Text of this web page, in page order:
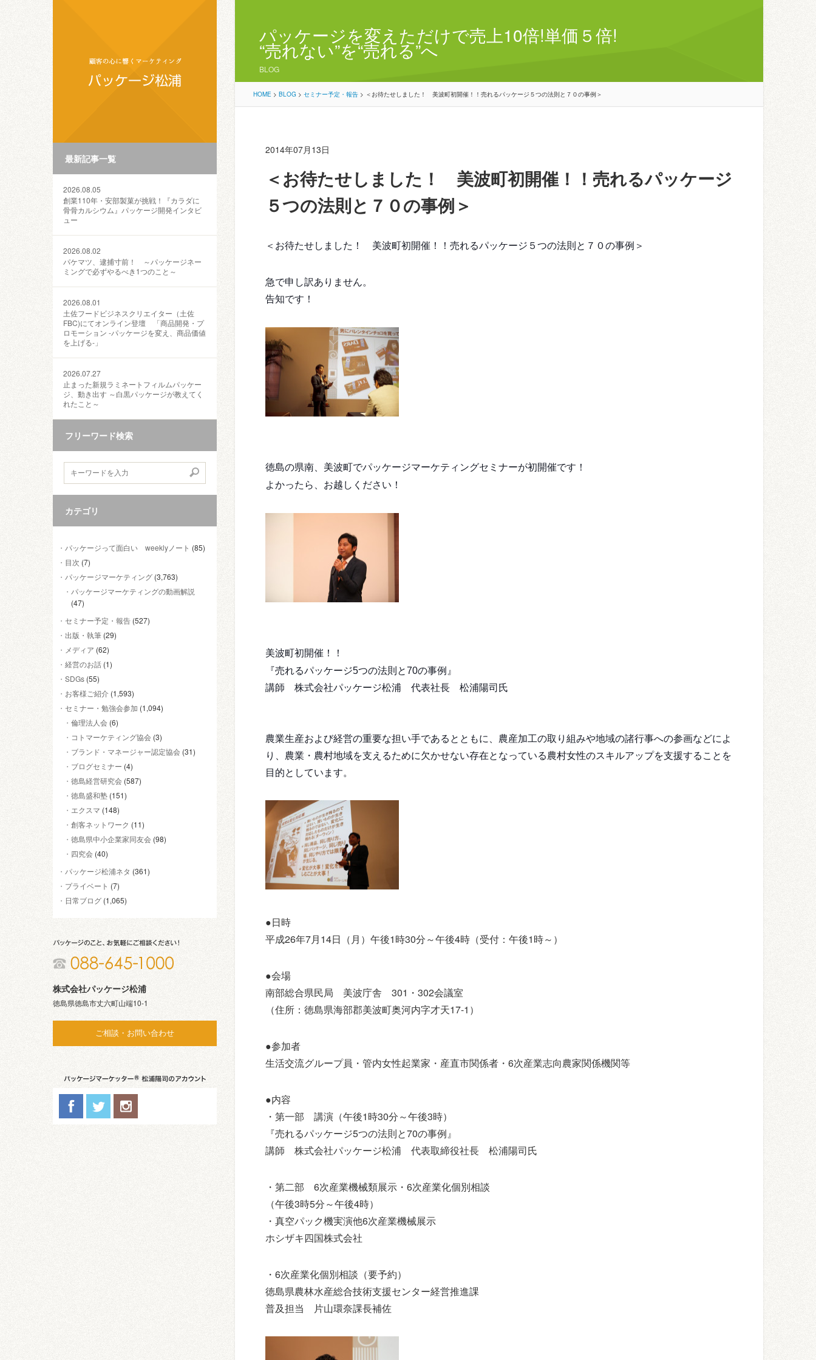
最新記事一覧
2026.08.05
創業110年・安部製菓が挑戦！『カラダに
骨骨カルシウム』パッケージ開発インタビ
ュー
2026.08.02
パケマツ、逮捕寸前！ ～パッケージネー
ミングで必ずやるべき1つのこと～
2026.08.01
土佐フードビジネスクリエイター（土佐
FBC)にてオンライン登壇 「商品開発・プ
ロモーション ‐パッケージを変え、商品価値
を上げる‐」
2026.07.27
止まった新規ラミネートフィルムパッケー
ジ、動き出す ～白黒パッケージが教えてく
れたこと～
フリーワード検索
カテゴリ
パッケージって面白い weeklyノート (85)
目次 (7)
パッケージマーケティング (3,763)
パッケージマーケティングの動画解説
(47)
セミナー予定・報告 (527)
出版・執筆 (29)
メディア (62)
経営のお話 (1)
SDGs (55)
お客様ご紹介 (1,593)
セミナー・勉強会参加 (1,094)
倫理法人会 (6)
コトマーケティング協会 (3)
ブランド・マネージャー認定協会 (31)
ブログセミナー (4)
徳島経営研究会 (587)
徳島盛和塾 (151)
エクスマ (148)
創客ネットワーク (11)
徳島県中小企業家同友会 (98)
四究会 (40)
パッケージ松浦ネタ (361)
プライベート (7)
日常ブログ (1,065)
株式会社パッケージ松浦
徳島県徳島市丈六町山端10-1
ご相談・お問い合わせ
パッケージを変えただけで売上10倍!単価５倍!
“売れない”を“売れる”へ
BLOG
HOME > BLOG > セミナー予定・報告 > ＜お待たせしました！ 美波町初開催！！売れるパッケージ５つの法則と７０の事例＞
2014年07月13日
＜お待たせしました！ 美波町初開催！！売れるパッケージ
５つの法則と７０の事例＞
＜お待たせしました！ 美波町初開催！！売れるパッケージ５つの法則と７０の事例＞
急で申し訳ありません。
告知です！
徳島の県南、美波町でパッケージマーケティングセミナーが初開催です！
よかったら、お越しください！
美波町初開催！！
『売れるパッケージ5つの法則と70の事例』
講師 株式会社パッケージ松浦 代表社長 松浦陽司氏
農業生産および経営の重要な担い手であるとともに、農産加工の取り組みや地域の諸行事への参画などによ
り、農業 ・農村地域を支えるために欠かせない存在となっている農村女性のスキルアップを支援することを
目的としています。
●日時
平成26年7月14日（月）午後1時30分～午後4時（受付：午後1時～）
●会場
南部総合県民局 美波庁舎 301・302会議室
（住所：徳島県海部郡美波町奥河内字才天17-1）
●参加者
生活交流グループ員・管内女性起業家・産直市関係者・6次産業志向農家関係機関等
●内容
・第一部 講演（午後1時30分～午後3時）
『売れるパッケージ5つの法則と70の事例』
講師 株式会社パッケージ松浦 代表取締役社長 松浦陽司氏
・第二部 6次産業機械類展示・6次産業化個別相談
（午後3時5分～午後4時）
・真空パック機実演他6次産業機械展示
ホシザキ四国株式会社
・6次産業化個別相談（要予約）
徳島県農林水産総合技術支援センター経営推進課
普及担当 片山環奈課長補佐